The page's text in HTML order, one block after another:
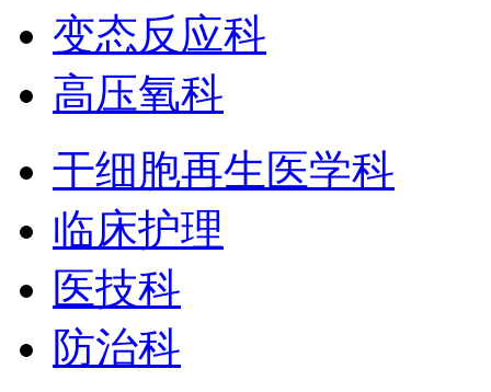
变态反应科
高压氧科
干细胞再生医学科
临床护理
医技科
防治科